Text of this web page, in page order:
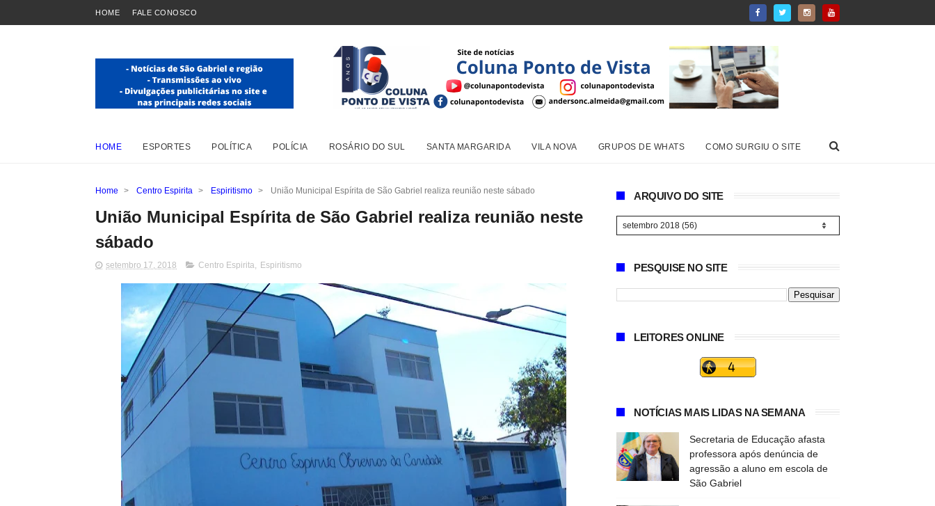
HOME FALE CONOSCO
HOME ESPORTES POLÍTICA POLÍCIA ROSÁRIO DO SUL SANTA MARGARIDA VILA NOVA GRUPOS DE WHATS COMO SURGIU O SITE
Home > Centro Espirita > Espiritismo > União Municipal Espírita de São Gabriel realiza reunião neste sábado
União Municipal Espírita de São Gabriel realiza reunião neste
sábado
setembro 17, 2018 Centro Espirita, Espiritismo
ARQUIVO DO SITE
PESQUISE NO SITE
LEITORES ONLINE
NOTÍCIAS MAIS LIDAS NA SEMANA
Secretaria de Educação afasta
professora após denúncia de
agressão a aluno em escola de
São Gabriel